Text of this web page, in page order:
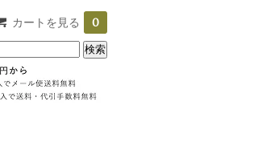
カートを見る 0